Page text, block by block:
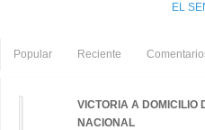
EL
Popular Reciente
VICTORIA A DOMICILIO
NACIONAL